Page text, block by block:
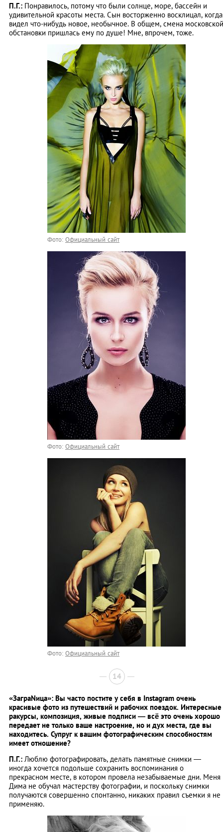
П.Г.: Понравилось, потому что были солнце, море, бассейн и
удивительной красоты места. Сын восторженно восклицал, когда
видел что-нибудь новое, необычное. В общем, смена московской
обстановки пришлась ему по душе! Мне, впрочем, тоже.
Фото: Официальный сайт
Фото: Официальный сайт
Фото: Официальный сайт
14
«ЗаграNица»: Вы часто постите у себя в Instagram очень
красивые фото из путешествий и рабочих поездок. Интересные
ракурсы, композиция, живые подписи — всё это очень хорошо
передает не только ваше настроение, но и дух места, где вы
находитесь. Супруг к вашим фотографическим способностям
имеет отношение?
П.Г.: Люблю фотографировать, делать памятные снимки —
иногда хочется подольше сохранить воспоминания о
прекрасном месте, в котором провела незабываемые дни. Меня
Дима не обучал мастерству фотографии, и поскольку снимки
получаются совершенно спонтанно, никаких правил съемки я не
применяю.